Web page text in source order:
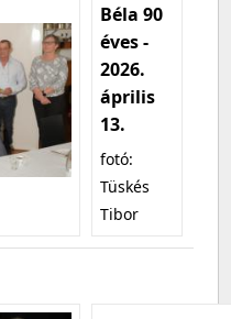
Béla 90
éves -
2026.
április
13.
fotó:
Tüskés
Tibor